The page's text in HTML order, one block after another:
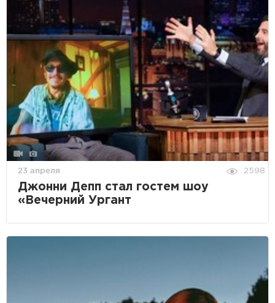
23 апреля 2598
Джонни Депп стал гостем шоу
«Вечерний Ургант